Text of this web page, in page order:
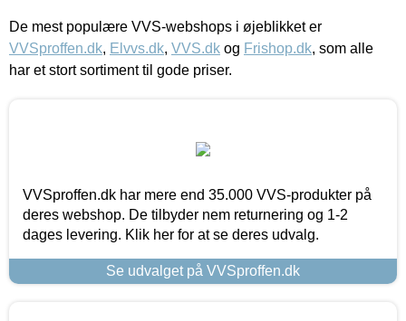
De mest populære VVS-webshops i øjeblikket er
VVSproffen.dk, Elvvs.dk, VVS.dk og Frishop.dk, som alle
har et stort sortiment til gode priser.
VVSproffen.dk har mere end 35.000 VVS-produkter på
deres webshop. De tilbyder nem returnering og 1-2
dages levering. Klik her for at se deres udvalg.
Se udvalget på VVSproffen.dk